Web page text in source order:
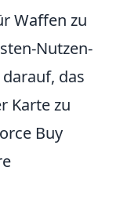
Waffen zu
Nutzen-
das
Karte zu
Buy